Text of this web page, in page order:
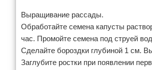
Выращивание рассады.
Обработайте семена капусты
час. Промойте семена под струей
Сделайте бороздки глубиной 1 см.
Заглубите ростки при появлении